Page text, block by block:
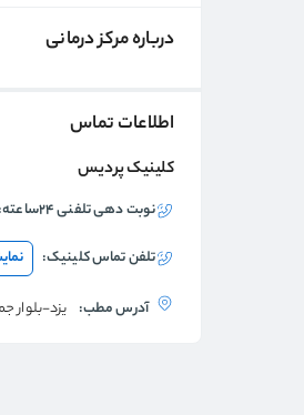
درباره مرکز درمانی
اطلاعات تماس
کلینیک پردیس
نوبت دهی تلفنی ۲۴ساعته:
تلفن تماسکلینیک:
آدرس مطب: یزد-بلوار